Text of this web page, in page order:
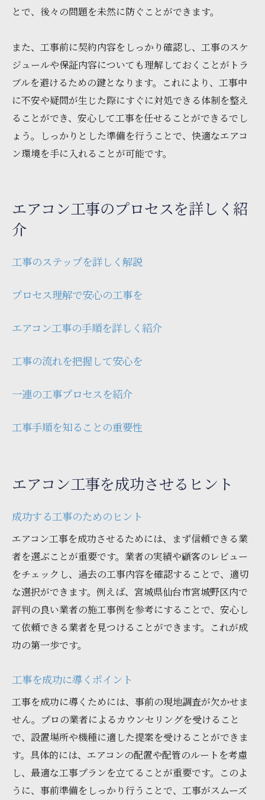
とで、後々の問題を未然に防ぐことができます。
また、工事前に契約内容をしっかり確認し、工事のスケ
ジュールや保証内容についても理解しておくことがトラ
ブルを避けるための鍵となります。これにより、工事中
に不安や疑問が生じた際にすぐに対処できる体制を整え
ることができ、安心して工事を任せることができるでし
ょう。しっかりとした準備を行うことで、快適なエアコ
ン環境を手に入れることが可能です。
エアコン工事のプロセスを詳しく紹
介
工事のステップを詳しく解説
プロセス理解で安心の工事を
エアコン工事の手順を詳しく紹介
工事の流れを把握して安心を
一連の工事プロセスを紹介
工事手順を知ることの重要性
エアコン工事を成功させるヒント
成功する工事のためのヒント
エアコン工事を成功させるためには、まず信頼できる業
者を選ぶことが重要です。業者の実績や顧客のレビュー
をチェックし、過去の工事内容を確認することで、適切
な選択ができます。例えば、宮城県仙台市宮城野区内で
評判の良い業者の施工事例を参考にすることで、安心し
て依頼できる業者を見つけることができます。これが成
功の第一歩です。
工事を成功に導くポイント
工事を成功に導くためには、事前の現地調査が欠かせま
せん。プロの業者によるカウンセリングを受けること
で、設置場所や機種に適した提案を受けることができま
す。具体的には、エアコンの配置や配管のルートを考慮
し、最適な工事プランを立てることが重要です。このよ
うに、事前準備をしっかり行うことで、工事がスムーズ